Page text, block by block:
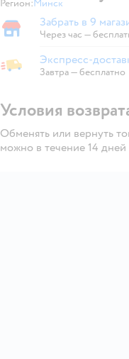
Регион: Выбор адреса
Минск
Забрать в магазине
Забрать в 9
Через час —
Экспресс-доставка из магазина
Экспресс-
Завтра—бесплатно
Условия
Обменять или вернуть
можно в течение 14